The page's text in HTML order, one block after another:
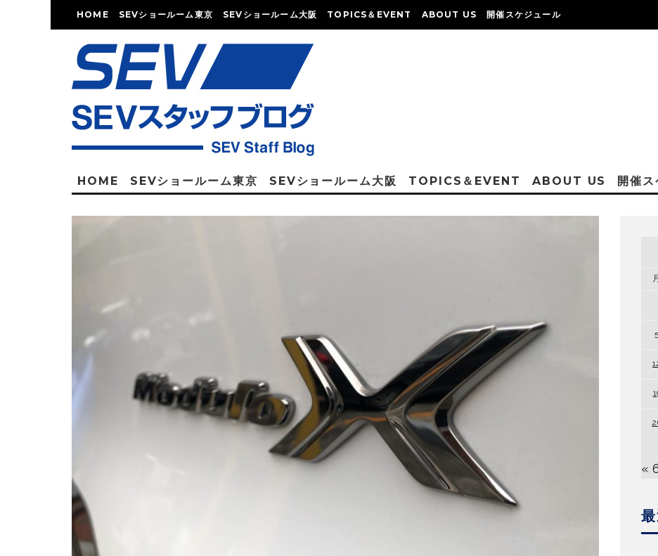
HOME SEVショールーム東京 SEVショールーム大阪 TOPICS＆EVENT ABOUT US 開催スケジュール
HOME SEVショールーム東京 SEVショールーム大阪 TOPICS＆EVENT ABOUT US 開催
月
5
«